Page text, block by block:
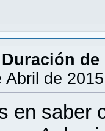
Duración
Abril de
en saber